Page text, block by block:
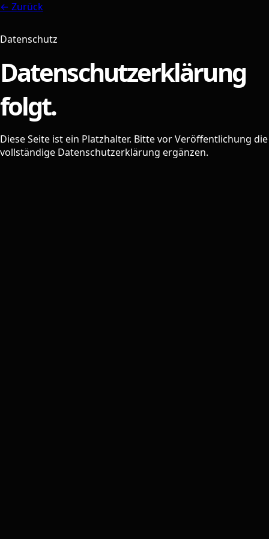
← Zurück
Datenschutz
Datenschutzerklärung
folgt.
Diese Seite ist ein Platzhalter. Bitte vor Veröffentlichung die
vollständige Datenschutzerklärung ergänzen.